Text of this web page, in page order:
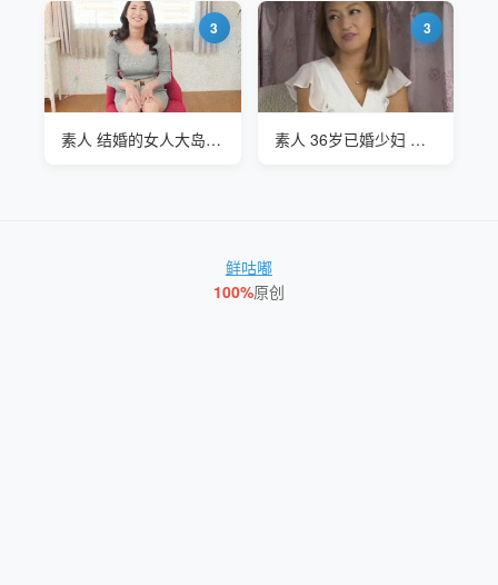
3
素人 结婚的女人大岛晃一 第一次出镜
3
素人 36岁已婚少妇 松岡けいて第一出镜
鲜咕嘟
100%原创